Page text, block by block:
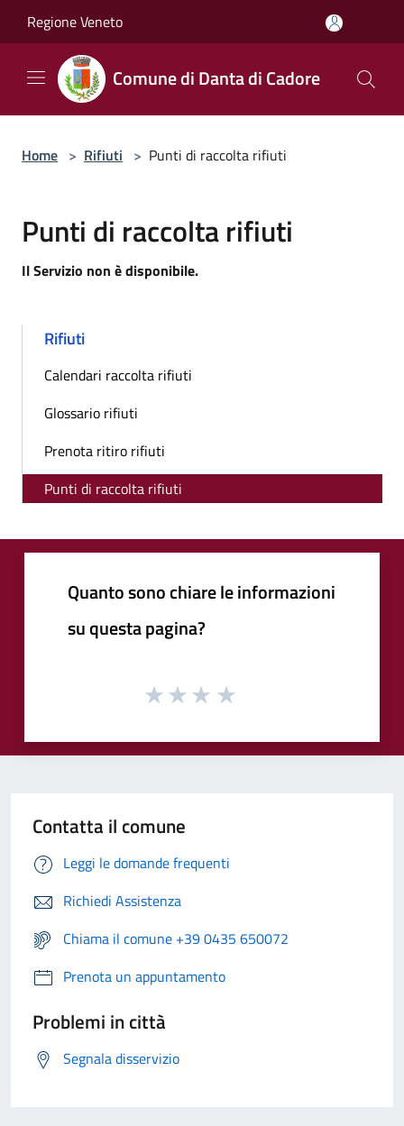
Regione Veneto
Comune di Danta di Cadore
Home > Rifiuti > Punti di raccolta rifiuti
Punti di raccolta rifiuti
Il Servizio non è disponibile.
Rifiuti
Calendari raccolta rifiuti
Glossario rifiuti
Prenota ritiro rifiuti
Punti di raccolta rifiuti
Quanto sono chiare le informazioni
su questa pagina?
Contatta il comune
Leggi le domande frequenti
Richiedi Assistenza
Chiama il comune +39 0435 650072
Prenota un appuntamento
Problemi in città
Segnala disservizio